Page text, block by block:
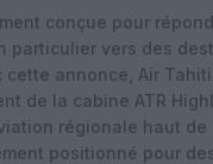
conçue pour
particulier vers des
annonce, Air
de la cabine ATR
régionale haut de
positionné pour